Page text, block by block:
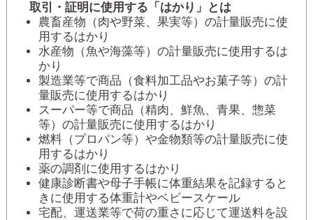
取引・証明に使用する「はかり」とは
農畜産物（肉や野菜、果実等）の計量販売に使
用するはかり
水産物（魚や海藻等）の計量販売に使用するは
かり
製造業等で商品（食料加工品やお菓子等）の計
量販売に使用するはかり
スーパー等で商品（精肉、鮮魚、青果、惣菜
等）の計量販売に使用するはかり
燃料（プロパン等）や金物類等の計量販売に使
用するはかり
薬の調剤に使用するはかり
健康診断書や母子手帳に体重結果を記録すると
きに使用する体重計やベビースケール
宅配、運送業等で荷の重さに応じて運送料を設